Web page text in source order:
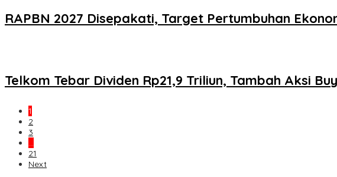
RAPBN 2027 Disepakati, Target Pertumbuhan
Telkom Tebar Dividen Rp21,9 Triliun, Tambah Aksi
1
2
3
…
21
Next